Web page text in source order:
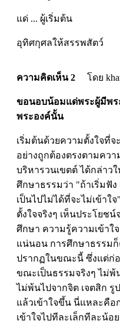
แด่ ... ผู้เริ่มต้น
อุทิศกุศลให้สรรพสัตว์
ความคิดเห็น 2 โดย
ขอนอบน้อมแด่พระผู้มีพ
พระองค์นั้น
เริ่มต้นด้วยความตั้งใจที่จ
อย่างถูกต้องตรงตามคว
บริหารวนเขตต์ ได้กล่าว
ศึกษาธรรมว่า "ถ้าเริ่มฟัง
เป็นไปไม่ได้ที่จะไม่เข้า
ตั้งใจจริงๆ เห็นประโยช
ศึกษา ความรู้ความเข้าใ
แน่นอน การศึกษาธรรม
ปรากฏในขณะนี้ ซึ่งแต่ก่อ
ขณะเป็นธรรมจริงๆ ไม่พ้
ไม่พ้นไปจากจิต เจตสิก
แล้วเข้าใจขึ้น นี่แหละคือ
เข้าใจไปทีละเล็กทีละน้อ